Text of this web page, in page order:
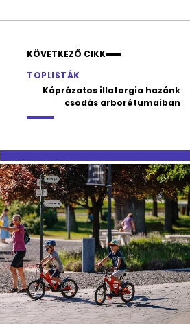
KÖVETKEZŐ CIKK
TOPLISTÁK
Káprázatos illatorgia hazánk
csodás arborétumaiban